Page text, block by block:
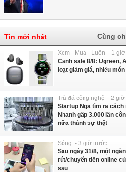
Tin mới nhất Cùng
Xem - Mua - Luôn - 1
Canh sale 8/8: Ugreen,
loạt giảm giá, nhiều
Trà đá công nghệ - 2
Startup Nga tìm ra cách
Nhanh gấp 3.000 lần
nữa thành sự thật
Sống - 3 giờ trước
Sau ngày 31/8, một
rút/chuyển tiền online
sau